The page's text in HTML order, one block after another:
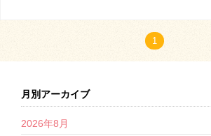
1
月別アーカイブ
2026年8月